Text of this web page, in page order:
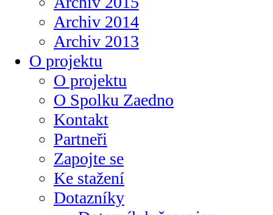
Archiv 2014
Archiv 2013
O projektu
O projektu
O Spolku Zaedno
Kontakt
Partneři
Zapojte se
Ke stažení
Dotazníky